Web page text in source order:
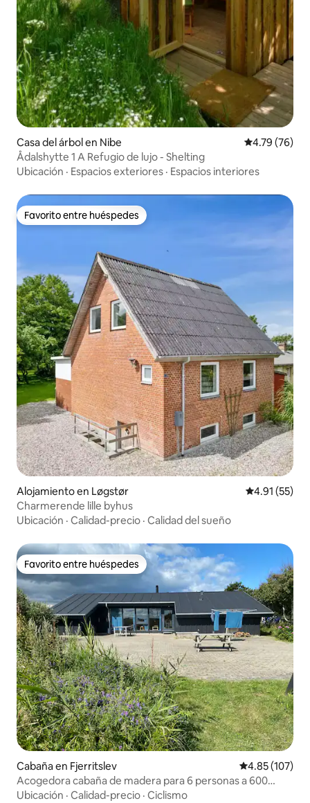
Casa del árbol en Nibe Calificación
4.79 (76)
Ådalshytte 1 A Refugio de lujo - Shelting
Ubicación · Espacios exteriores · Espacios interiores
Favorito entre huéspedes
Favorito entre huéspedes
Alojamiento en Løgstør Calificación
4.91 (55)
Charmerende lille byhus
Ubicación · Calidad-precio · Calidad del sueño
Favorito entre huéspedes
Favorito entre huéspedes
Cabaña en Fjerritslev Calificación
4.85 (107)
Acogedora cabaña de madera para 6 personas a 600
metros del mar
Ubicación · Calidad-precio · Ciclismo